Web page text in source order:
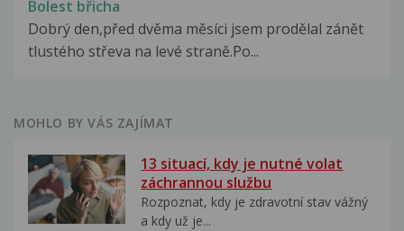
Bolest břicha
Dobrý den,před dvěma měsíci jsem prodělal zánět
tlustého střeva na levé straně.Po...
MOHLO BY VÁS ZAJÍMAT
13 situací, kdy je nutné volat
záchrannou službu
Rozpoznat, kdy je zdravotní stav vážný
a kdy už je...